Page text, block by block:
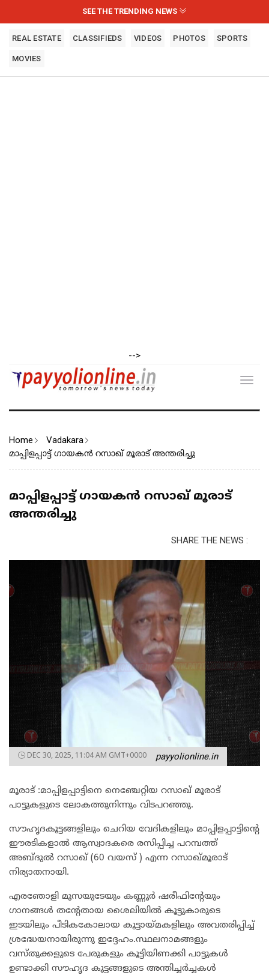
SEE THE TRENDING NEWS
REAL ESTATE CLASSIFIEDS VIDEOS PHOTOS SPORTS
MOVIES
-->
Home Vadakara
മാപ്പിളപ്പാട്ട് ഗായകൻ റസാഖ് മൂരാട് അന്തരിച്ചു
മാപ്പിളപ്പാട്ട് ഗായകൻ റസാഖ് മൂരാട്
അന്തരിച്ചു
SHARE THE NEWS :
DEC 30, 2025, 11:04 AM GMT+0000 payyolionline.in
മൂരാട് :മാപ്പിളപ്പാട്ടിനെ നെഞ്ചേറ്റിയ റസാഖ് മൂരാട്
പാട്ടുകളുടെ ലോകത്തുനിന്നും വിടപറഞ്ഞു.
സൗഹൃദകൂട്ടങ്ങളിലും ചെറിയ വേദികളിലും മാപ്പിളപ്പാട്ടിൻ്റെ
ഈരടികളാൽ ആസ്വാദകരെ രസിപ്പിച്ച പറമ്പത്ത്
അബ്ദുൽ റസാഖ് (60 വയസ് ) എന്ന റസാഖ്മൂരാട്
നിര്യാതനായി.
എരഞോളി മൂസയുടേയും കണ്ണൂർ ഷരീഫിൻ്റേയും
ഗാനങ്ങൾ തൻ്റേതായ ശൈലിയിൽ കൂട്ടുകാരുടെ
ഇടയിലും പീടികകോലായ കൂട്ടായ്മകളിലും അവതരിപ്പിച്ച്
ശ്രദ്ധേയനായിരുന്നു ഇദ്ദേഹം.സ്ഥലനാമങ്ങളും
വസ്തുക്കളുടെ പേരുകളും കൂട്ടിയിണക്കി പാട്ടുകൾ
ഉണ്ടാക്കി സൗഹൃദ കൂട്ടങ്ങളുടെ അന്തിച്ചർച്ചകൾ